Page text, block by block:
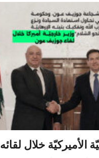
الأميركيّة خلال لقائه